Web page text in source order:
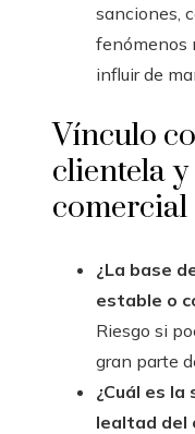
sanciones,
fenómenos
influir de
Vínculo
clientela
comercial
¿La base
estable o
Riesgo si
gran parte
¿Cuál es
lealtad del